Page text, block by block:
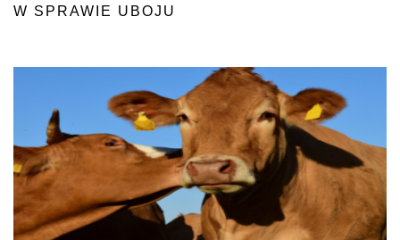
W SPRAWIE UBOJU